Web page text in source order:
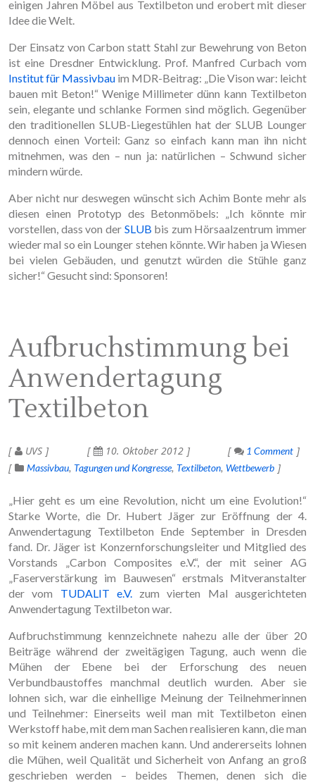
einigen Jahren Möbel aus Textilbeton und erobert mit dieser
Idee die Welt.
Der Einsatz von Carbon statt Stahl zur Bewehrung von Beton
ist eine Dresdner Entwicklung. Prof. Manfred Curbach vom
Institut für Massivbau im MDR-Beitrag: „Die Vison war: leicht
bauen mit Beton!“ Wenige Millimeter dünn kann Textilbeton
sein, elegante und schlanke Formen sind möglich. Gegenüber
den traditionellen SLUB-Liegestühlen hat der SLUB Lounger
dennoch einen Vorteil: Ganz so einfach kann man ihn nicht
mitnehmen, was den – nun ja: natürlichen – Schwund sicher
mindern würde.
Aber nicht nur deswegen wünscht sich Achim Bonte mehr als
diesen einen Prototyp des Betonmöbels: „Ich könnte mir
vorstellen, dass von der SLUB bis zum Hörsaalzentrum immer
wieder mal so ein Lounger stehen könnte. Wir haben ja Wiesen
bei vielen Gebäuden, und genutzt würden die Stühle ganz
sicher!“ Gesucht sind: Sponsoren!
Aufbruchstimmung bei
Anwendertagung
Textilbeton
UVS 10. Oktober 2012
1 Comment
Massivbau Tagungen und Kongresse Textilbeton Wettbewerb
„Hier geht es um eine Revolution, nicht um eine Evolution!“
Starke Worte, die Dr. Hubert Jäger zur Eröffnung der 4.
Anwendertagung Textilbeton Ende September in Dresden
fand. Dr. Jäger ist Konzernforschungsleiter und Mitglied des
Vorstands „Carbon Composites e.V.“, der mit seiner AG
„Faserverstärkung im Bauwesen“ erstmals Mitveranstalter
der vom TUDALIT e.V.zum vierten Mal ausgerichteten
Anwendertagung Textilbeton war.
Aufbruchstimmung kennzeichnete nahezu alle der über 20
Beiträge während der zweitägigen Tagung, auch wenn die
Mühen der Ebene bei der Erforschung des neuen
Verbundbaustoffes manchmal deutlich wurden. Aber sie
lohnen sich, war die einhellige Meinung der Teilnehmerinnen
und Teilnehmer: Einerseits weil man mit Textilbeton einen
Werkstoff habe, mit dem man Sachen realisieren kann, die man
so mit keinem anderen machen kann. Und andererseits lohnen
die Mühen, weil Qualität und Sicherheit von Anfang an groß
geschrieben werden – beides Themen, denen sich die